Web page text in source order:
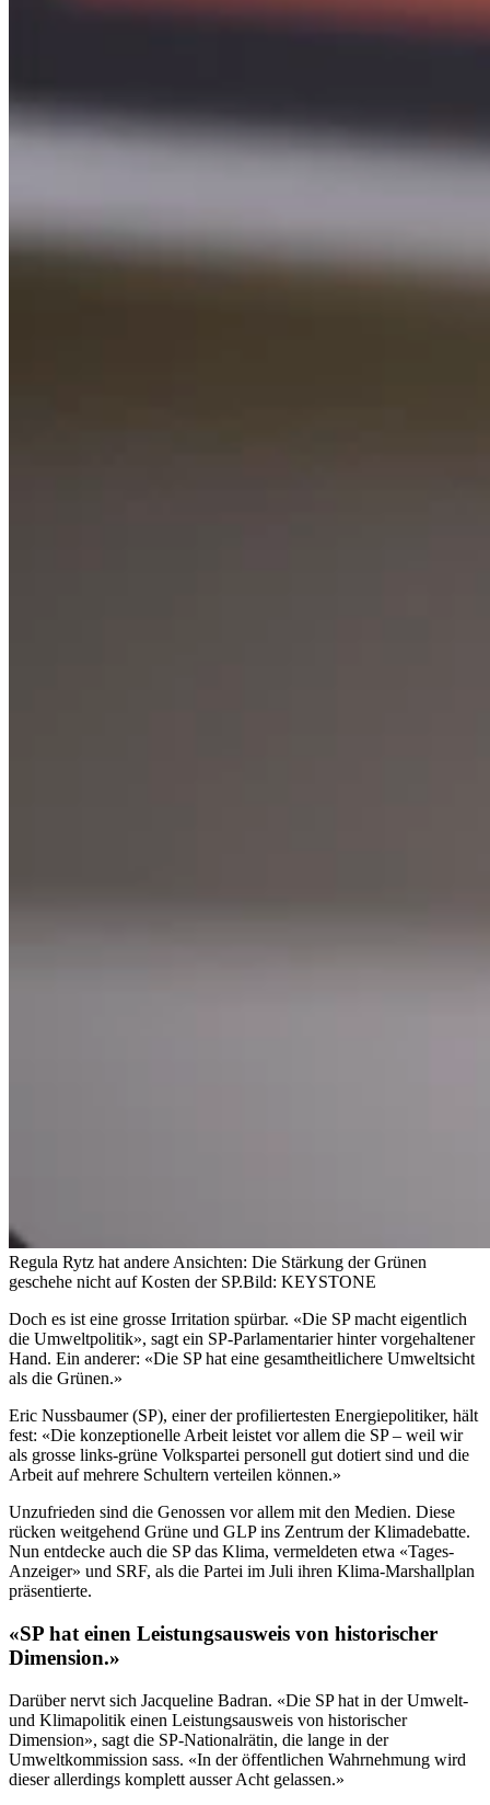
Regula Rytz hat andere Ansichten: Die Stärkung der Grünen
geschehe nicht auf Kosten der SP.Bild: KEYSTONE
Doch es ist eine grosse Irritation spürbar. «Die SP macht eigentlich
die Umweltpolitik», sagt ein SP-Parlamentarier hinter vorgehaltener
Hand. Ein anderer: «Die SP hat eine gesamtheitlichere Umweltsicht
als die Grünen.»
Eric Nussbaumer (SP), einer der profiliertesten Energiepolitiker, hält
fest: «Die konzeptionelle Arbeit leistet vor allem die SP – weil wir
als grosse links-grüne Volkspartei personell gut dotiert sind und die
Arbeit auf mehrere Schultern verteilen können.»
Unzufrieden sind die Genossen vor allem mit den Medien. Diese
rücken weitgehend Grüne und GLP ins Zentrum der Klimadebatte.
Nun entdecke auch die SP das Klima, vermeldeten etwa «Tages-
Anzeiger» und SRF, als die Partei im Juli ihren Klima-Marshallplan
präsentierte.
«SP hat einen Leistungsausweis von historischer
Dimension.»
Darüber nervt sich Jacqueline Badran. «Die SP hat in der Umwelt-
und Klimapolitik einen Leistungsausweis von historischer
Dimension», sagt die SP-Nationalrätin, die lange in der
Umweltkommission sass. «In der öffentlichen Wahrnehmung wird
dieser allerdings komplett ausser Acht gelassen.»